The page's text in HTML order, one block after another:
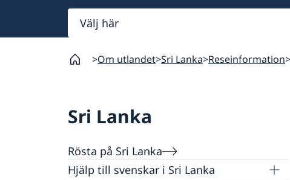
Välj
här
Om utlandet Sri Lanka Reseinformation
Sri Lanka
Rösta på Sri Lanka
Hjälp till svenskar i Sri Lanka